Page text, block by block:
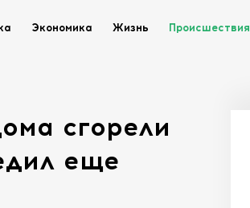
Экономика Жизнь Происшествия
сгорели
еще